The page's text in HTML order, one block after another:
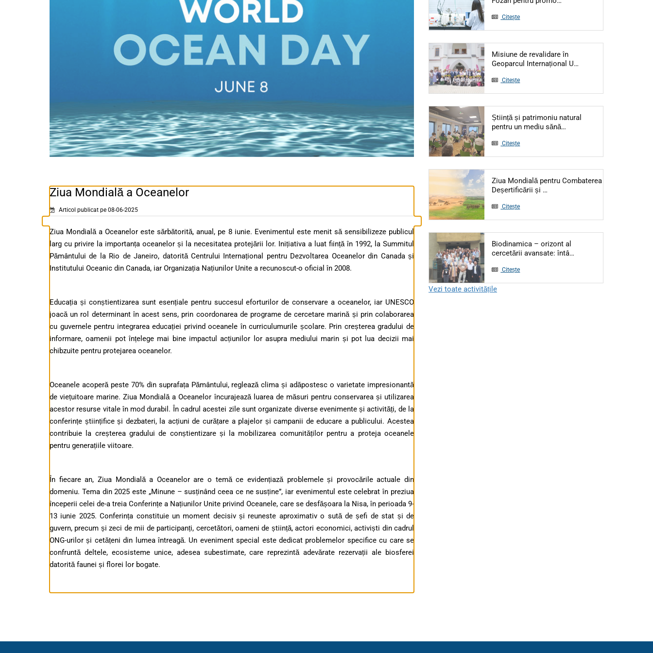
Ziua Mondială a Oceanelor
Articol publicat pe 08-06-2025
Ziua Mondială a Oceanelor este sărbătorită, anual, pe 8 iunie. Evenimentul este menit să sensibilizeze publicul
larg cu privire la importanța oceanelor și la necesitatea protejării lor. Inițiativa a luat ființă în 1992, la Summitul
Pământului de la Rio de Janeiro, datorită Centrului Internațional pentru Dezvoltarea Oceanelor din Canada și
Institutului Oceanic din Canada, iar Organizația Națiunilor Unite a recunoscut-o oficial în 2008.
Educația și conștientizarea sunt esențiale pentru succesul eforturilor de conservare a oceanelor, iar UNESCO
joacă un rol determinant în acest sens, prin coordonarea de programe de cercetare marină și prin colaborarea
cu guvernele pentru integrarea educației privind oceanele în curriculumurile școlare. Prin creșterea gradului de
informare, oamenii pot înțelege mai bine impactul acțiunilor lor asupra mediului marin și pot lua decizii mai
chibzuite pentru protejarea oceanelor.
Oceanele acoperă peste 70% din suprafața Pământului, reglează clima și adăpostesc o varietate impresionantă
de viețuitoare marine. Ziua Mondială a Oceanelor încurajează luarea de măsuri pentru conservarea și utilizarea
acestor resurse vitale în mod durabil. În cadrul acestei zile sunt organizate diverse evenimente și activități, de la
conferințe științifice și dezbateri, la acțiuni de curățare a plajelor și campanii de educare a publicului. Acestea
contribuie la creșterea gradului de conștientizare și la mobilizarea comunităților pentru a proteja oceanele
pentru generațiile viitoare.
În fiecare an, Ziua Mondială a Oceanelor are o temă ce evidențiază problemele și provocările actuale din
domeniu. Tema din 2025 este „Minune – susținând ceea ce ne susține”, iar evenimentul este celebrat în preziua
începerii celei de-a treia Conferințe a Națiunilor Unite privind Oceanele, care se desfășoara la Nisa, în perioada 9-
13 iunie 2025. Conferința constituie un moment decisiv și reuneste aproximativ o sută de șefi de stat și de
guvern, precum și zeci de mii de participanți, cercetători, oameni de știință, actori economici, activiști din cadrul
ONG-urilor și cetățeni din lumea întreagă. Un eveniment special este dedicat problemelor specifice cu care se
confruntă deltele, ecosisteme unice, adesea subestimate, care reprezintă adevărate rezervații ale biosferei
datorită faunei și florei lor bogate.
Citește
Misiune de revalidare în
Geoparcul Internațional U…
Citește
Știință și patrimoniu natural
pentru un mediu sănă…
Citește
Ziua Mondială pentru Combaterea
Deșertificării și …
Citește
Biodinamica – orizont al
cercetării avansate: întâ…
Citește
Vezi toate activitățile